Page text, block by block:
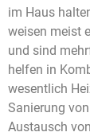
im Haus
weisen meist
und sind
helfen in
wesentlich
Sanierung
Austausch